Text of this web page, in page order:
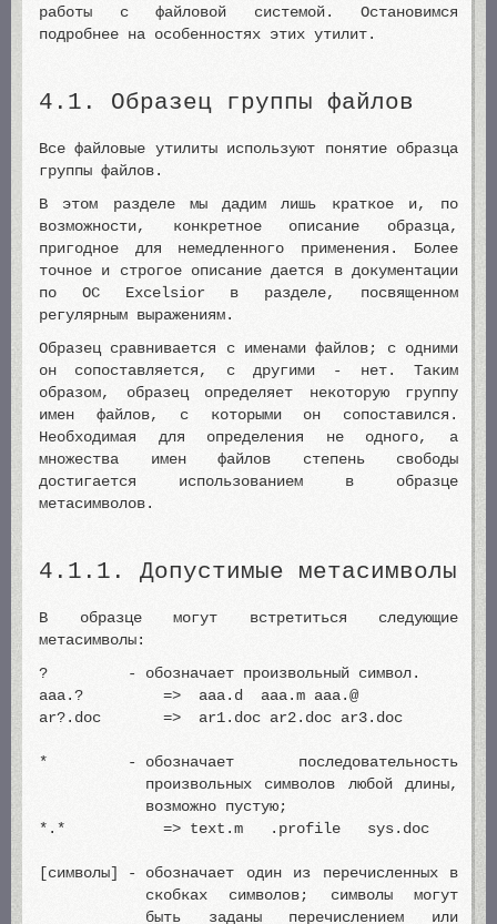
работы с файловой системой. Остановимся
подробнее на особенностях этих утилит.
4.1. Образец группы файлов
Все файловые утилиты используют понятие образца
группы файлов.
В этом разделе мы дадим лишь краткое и, по
возможности, конкретное описание образца,
пригодное для немедленного применения. Более
точное и строгое описание дается в документации
по ОС Excelsior в разделе, посвященном
регулярным выражениям.
Образец сравнивается с именами файлов; с одними
он сопоставляется, с другими - нет. Таким
образом, образец определяет некоторую группу
имен файлов, с которыми он сопоставился.
Необходимая для определения не одного, а
множества имен файлов степень свободы
достигается использованием в образце
метасимволов.
4.1.1. Допустимые метасимволы
В образце могут встретиться следующие
метасимволы:
? - обозначает произвольный символ.
aaa.? => aaa.d aaa.m aaa.@
ar?.doc => ar1.doc ar2.doc ar3.doc
* - обозначает последовательность
произвольных символов любой длины,
возможно пустую;
*.* => text.m .profile sys.doc
[символы] - обозначает один из перечисленных в
скобках символов; символы могут
быть заданы перечислением или